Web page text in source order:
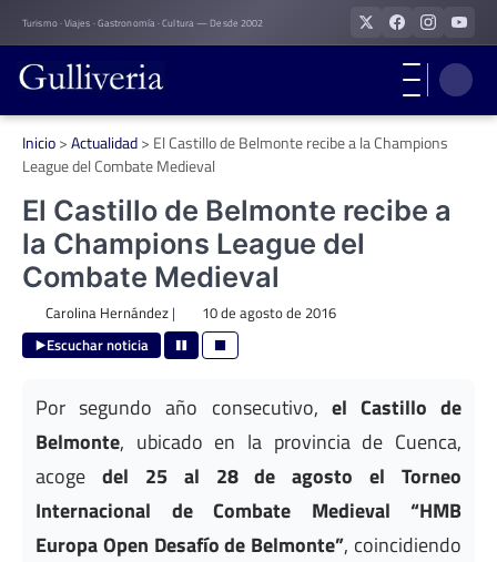
Skip
to
content
Turismo · Viajes · Gastronomía · Cultura — Desde 2002
Inicio>Actualidad> El Castillo de Belmonte recibe a la Champions
League del Combate Medieval
El Castillo de Belmonte recibe a
la Champions League del
Combate Medieval
Carolina Hernández| 10 de agosto de 2016
Escuchar noticia
Por segundo año consecutivo, el Castillo de
Belmonte, ubicado en la provincia de Cuenca,
acoge del 25 al 28 de agosto el Torneo
Internacional de Combate Medieval “HMB
Europa Open Desafío de Belmonte”, coincidiendo